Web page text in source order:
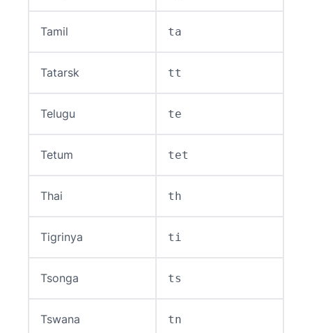
Tamil ta
Tatarsk tt
Telugu te
Tetum tet
Thai th
Tigrinya ti
Tsonga ts
Tswana tn